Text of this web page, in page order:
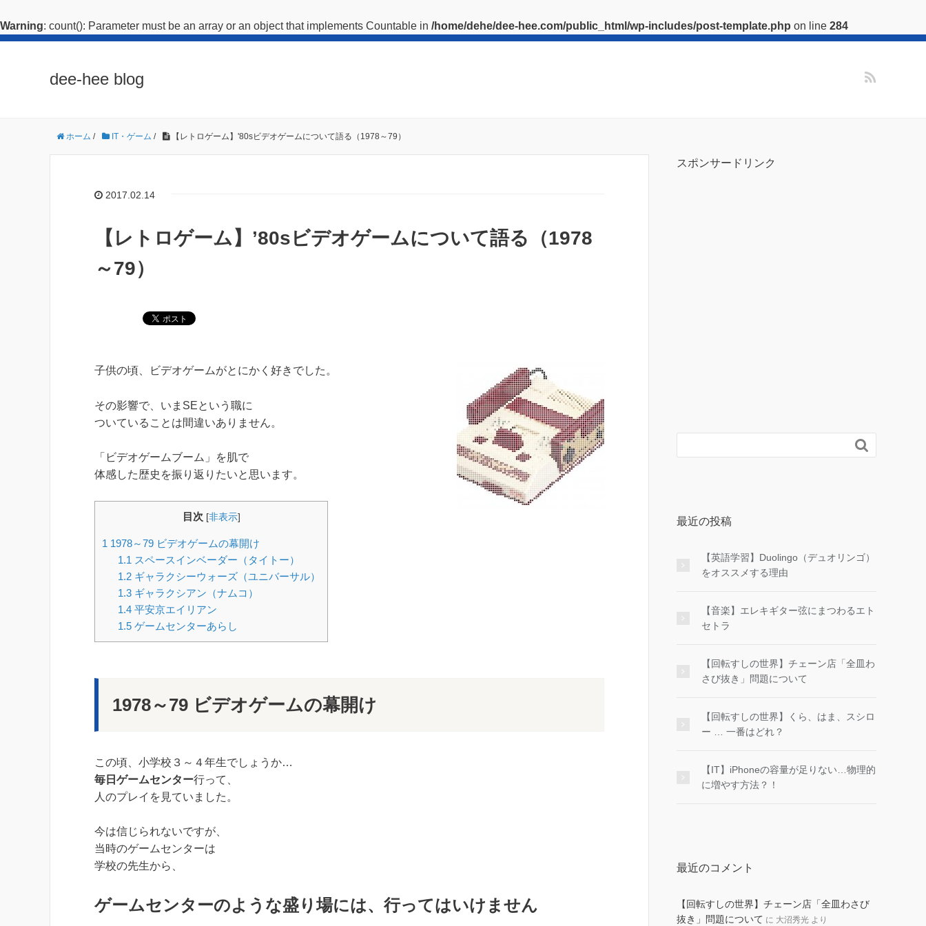
Warning: count(): Parameter must be an array or an object that implements Countable in /home/dehe/dee-hee.com/public_html/wp-includes/post-template.php on line 284
dee-hee blog
ホーム / IT・ゲーム / 【レトロゲーム】'80sビデオゲームについて語る（1978～79）
2017.02.14
【レトロゲーム】’80sビデオゲームについて語る（1978
～79）
子供の頃、ビデオゲームがとにかく好きでした。
その影響で、いまSEという職に
ついていることは間違いありません。
「ビデオゲームブーム」を肌で
体感した歴史を振り返りたいと思います。
目次 [非表示]
1 1978～79 ビデオゲームの幕開け
1.1 スペースインベーダー（タイトー）
1.2ギャラクシーウォーズ（ユニバーサル）
1.3ギャラクシアン（ナムコ）
1.4平安京エイリアン
1.5ゲームセンターあらし
1978～79 ビデオゲームの幕開け
この頃、小学校３～４年生でしょうか…
毎日ゲームセンター行って、
人のプレイを見ていました。
今は信じられないですが、
当時のゲームセンターは
学校の先生から、
ゲームセンターのような盛り場には、 行ってはいけません
スポンサードリンク

最近の投稿
【英語学習】Duolingo（デュオリンゴ）
をオススメする理由
【音楽】エレキギター弦にまつわるエト
セトラ
【回転すしの世界】チェーン店「全皿わ
さび抜き」問題について
【回転すしの世界】くら、はま、スシロ
ー … 一番はどれ？
【IT】iPhoneの容量が足りない…物理的
に増やす方法？！
最近のコメント
【回転すしの世界】チェーン店「全皿わさび
抜き」問題について に 大沼秀光 より